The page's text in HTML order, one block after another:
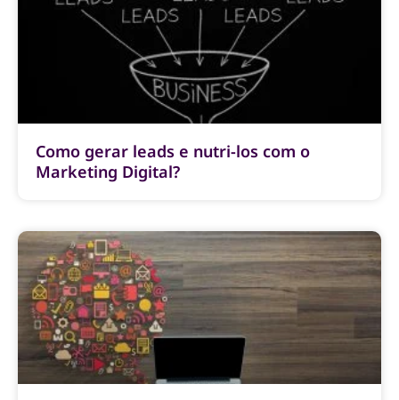
Como gerar leads e nutri-los com o
Marketing Digital?